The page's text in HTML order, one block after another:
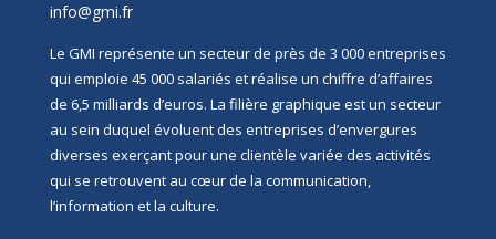
info@gmi.fr
Le GMI représente un secteur de près de 3 000 entreprises
qui emploie 45 000 salariés et réalise un chiffre d’affaires
de 6,5 milliards d’euros. La filière graphique est un secteur
au sein duquel évoluent des entreprises d’envergures
diverses exerçant pour une clientèle variée des activités
qui se retrouvent au cœur de la communication,
l’information et la culture.